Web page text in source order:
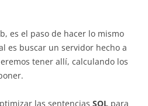
es el paso de hacer lo mismo
es buscar un servidor hecho a
tener allí, calculando los
las sentencias SQL para